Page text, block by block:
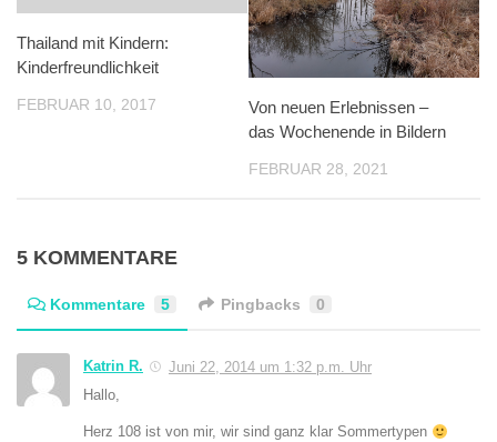
Thailand mit Kindern:
Kinderfreundlichkeit
FEBRUAR 10, 2017
Von neuen Erlebnissen –
das Wochenende in Bildern
FEBRUAR 28, 2021
5 KOMMENTARE
Kommentare 5 Pingbacks 0
Katrin R.
Juni 22, 2014 um 1:32 p.m. Uhr
Hallo,
Herz 108 ist von mir, wir sind ganz klar Sommertypen